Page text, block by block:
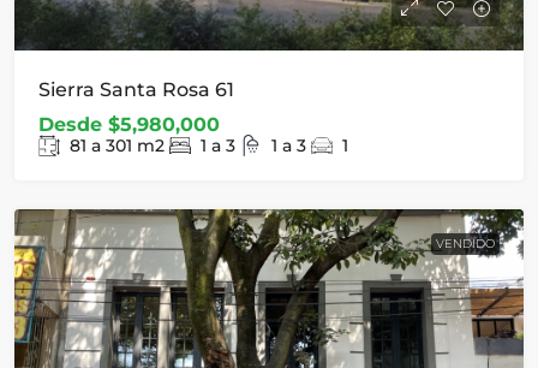
Sierra Santa Rosa 61
Desde $5,980,000
81 a 301 m2 1 a 3 1 a 3 1
VENDIDO